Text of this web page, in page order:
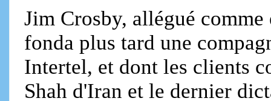
Jim Crosby, allégué
fonda plus tard une
Intertel, et dont les clients
Shah d'Iran et le dernier